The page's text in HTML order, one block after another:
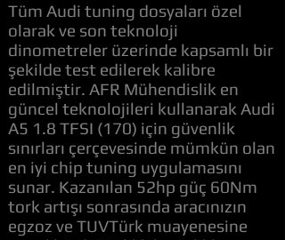
Tüm Audi tuning dosyaları özel
olarak ve son teknoloji
dinometreler üzerinde kapsamlı bir
şekilde test edilerek kalibre
edilmiştir. AFR Mühendislik en
güncel teknolojileri kullanarak Audi
A5 1.8 TFSI (170) için güvenlik
sınırları çerçevesinde mümkün olan
en iyi chip tuning uygulamasını
sunar. Kazanılan 52hp güç 60Nm
tork artışı sonrasında aracınızın
egzoz ve TUVTürk muayenesine